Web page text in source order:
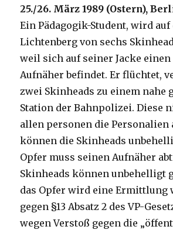
25./26. März 1989 (Ostern),
Ein Pädagogik-Student, wird
Lichtenberg von sechs
weil sich auf seiner Jacke einen
Aufnäher befindet. Er flüchtet,
zwei Skinheads zu einem nahe
Station der Bahnpolizei. Diese
allen personen die Personalien
können die Skinheads
Opfer muss seinen Aufnäher
Skinheads können unbehelligt
das Opfer wird eine Ermittlung
gegen §13 Absatz 2 des VP-
wegen Verstoß gegen die